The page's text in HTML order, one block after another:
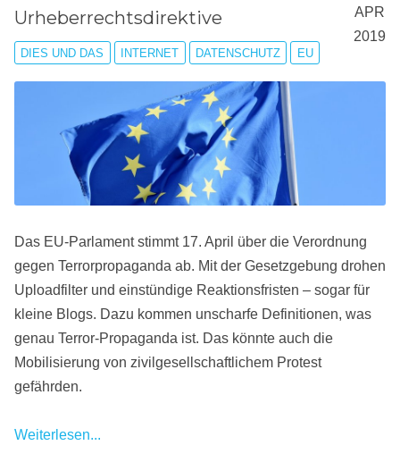
APR
2019
Urheberrechtsdirektive
DIES UND DAS INTERNET DATENSCHUTZ EU
Das EU-Parlament stimmt 17. April über die Verordnung
gegen Terrorpropaganda ab. Mit der Gesetzgebung drohen
Uploadfilter und einstündige Reaktionsfristen – sogar für
kleine Blogs. Dazu kommen unscharfe Definitionen, was
genau Terror-Propaganda ist. Das könnte auch die
Mobilisierung von zivilgesellschaftlichem Protest
gefährden.
Weiterlesen...